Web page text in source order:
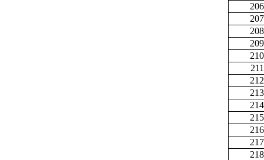
206
207
208
209
210
211
212
213
214
215
216
217
218